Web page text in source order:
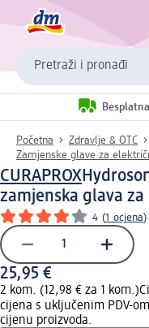
Pretraži i pronađi
Početna Zdravlje & OTC
Zamjenske glave za
CURAPROX
zamjenska glava
4 (1 ocjena)
25,95 €
2 kom. (12,98 € za 1 kom.)
cijena s uključenim PDV-
cijenu proizvoda.